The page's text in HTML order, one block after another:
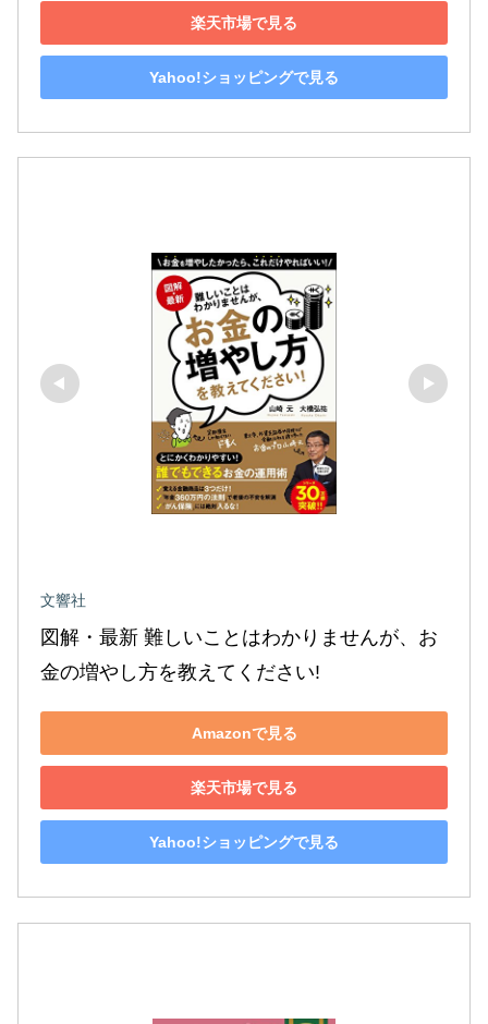
楽天市場で見る
Yahoo!ショッピングで見る
文響社
図解・最新 難しいことはわかりませんが、お
金の増やし方を教えてください!
Amazonで見る
楽天市場で見る
Yahoo!ショッピングで見る